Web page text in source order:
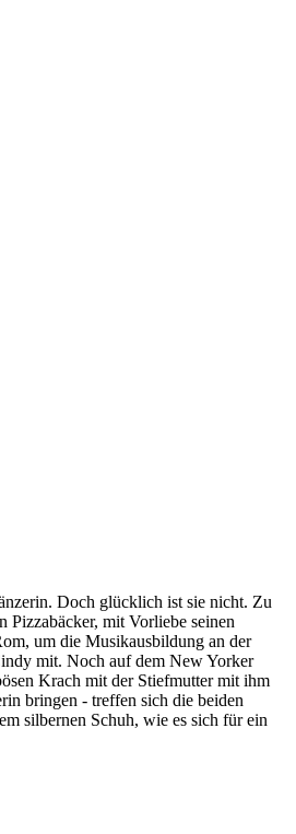
Doch glücklich ist sie nicht. Zu
Pizzabäcker, mit Vorliebe seinen
um die Musikausbildung an der
mit. Noch auf dem New Yorker
Krach mit der Stiefmutter mit ihm
bringen - treffen sich die beiden
silbernen Schuh, wie es sich für ein